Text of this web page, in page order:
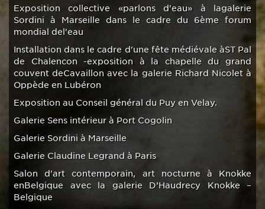
Exposition collective «parlons d'eau» à lagalerie
Sordini à Marseille dans le cadre du 6ème forum
mondial del'eau
Installation dans le cadre d'une fête médiévale àST Pal
de Chalencon -exposition à la chapelle du grand
couvent deCavaillon avec la galerie Richard Nicolet à
Oppède en Lubéron
Exposition au Conseil général du Puy en Velay.
Galerie Sens intérieur à Port Cogolin
Galerie Sordini à Marseille
Galerie Claudine Legrand à Paris
Salon d'art contemporain, art nocturne à Knokke
enBelgique avec la galerie D’Haudrecy Knokke –
Belgique